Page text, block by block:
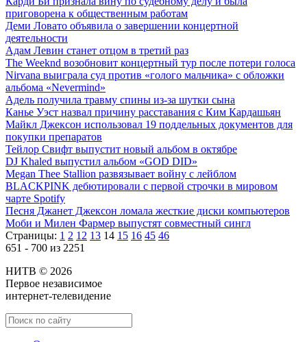
приговорена к общественным работам
Деми Ловато объявила о завершении концертной
деятельности
Адам Левин станет отцом в третий раз
The Weeknd возобновит концертный тур после потери голоса
Nirvana выиграла суд против «голого мальчика» с обложки
альбома «Nevermind»
Адель получила травму спины из-за шутки сына
Канье Уэст назвал причину расставания с Ким Кардашьян
Майкл Джексон использовал 19 поддельных документов для
покупки препаратов
Тейлор Свифт выпустит новый альбом в октябре
DJ Khaled выпустил альбом «GOD DID»
Megan Thee Stallion развязывает войну с лейблом
BLACKPINK дебютировали с первой строчки в мировом
чарте Spotify
Песня Джанет Джексон ломала жесткие диски компьютеров
Моби и Милен Фармер выпустят совместный сингл
Страницы: 1 2 12 13 14 15 16 45 46
651 - 700 из 2251
НИТВ © 2026
Первое независимое
интернет-телевидение